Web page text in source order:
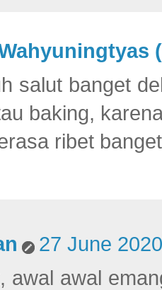
salut banget
baking,
ribet
27 June
awal awal